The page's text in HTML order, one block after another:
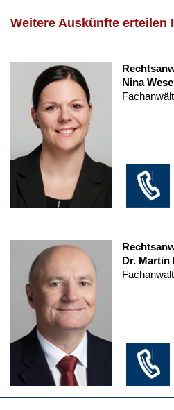
Weitere Auskünfte erteilen
Nina
Dr. Martin